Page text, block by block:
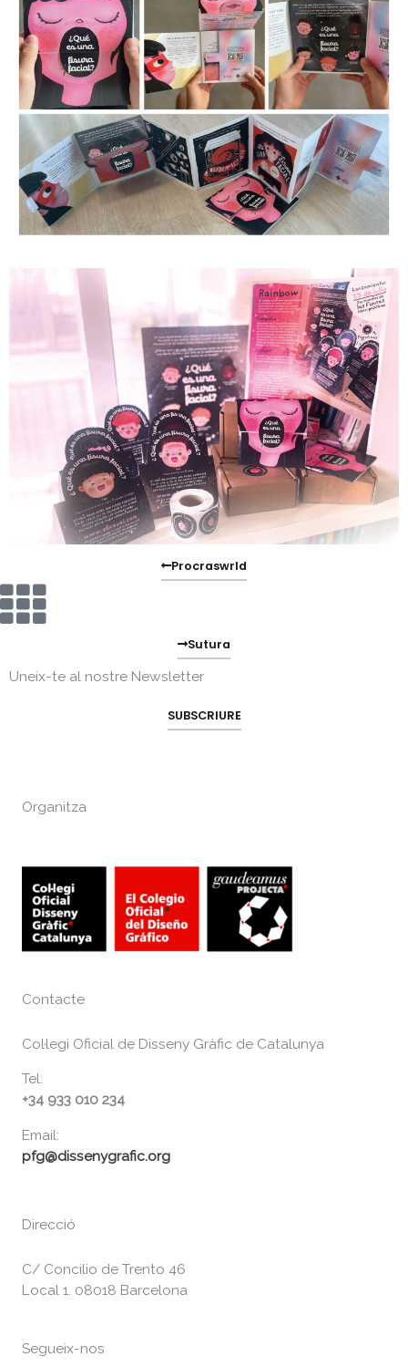
Procraswrld
Sutura
Uneix-te al nostre Newsletter
SUBSCRIURE
Organitza
Contacte
Col·legi Oficial de Disseny Gràfic de Catalunya
Tel:
+34 933 010 234
Email:
pfg@dissenygrafic.org
Direcció
C/ Concilio de Trento 46
Local 1. 08018 Barcelona
Segueix-nos